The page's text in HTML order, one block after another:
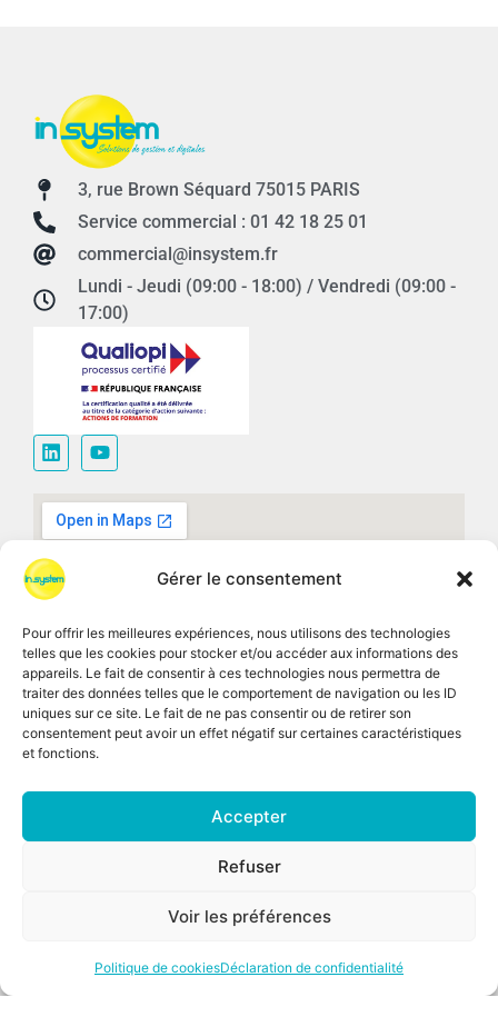
Gérer le consentement
Pour offrir les meilleures expériences, nous utilisons des technologies
telles que les cookies pour stocker et/ou accéder aux informations des
appareils. Le fait de consentir à ces technologies nous permettra de
traiter des données telles que le comportement de navigation ou les ID
uniques sur ce site. Le fait de ne pas consentir ou de retirer son
consentement peut avoir un effet négatif sur certaines caractéristiques
et fonctions.
Accepter
Refuser
Voir les préférences
Politique de cookiesDéclaration de confidentialité
3, rue Brown Séquard 75015 PARIS
Service commercial : 01 42 18 25 01
commercial@insystem.fr
Lundi - Jeudi (09:00 - 18:00) / Vendredi (09:00 -
17:00)
Recrutement